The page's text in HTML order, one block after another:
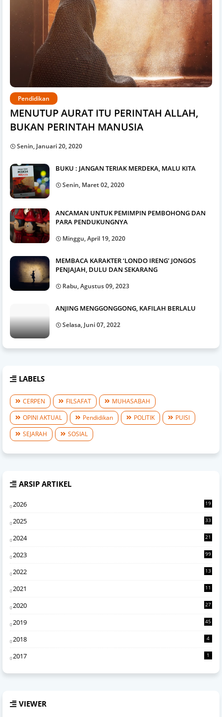
Pendidikan
MENUTUP AURAT ITU PERINTAH ALLAH,
BUKAN PERINTAH MANUSIA
Senin, Januari 20, 2020
BUKU : JANGAN TERIAK MERDEKA, MALU KITA
Senin, Maret 02, 2020
ANCAMAN UNTUK PEMIMPIN PEMBOHONG DAN
PARA PENDUKUNGNYA
Minggu, April 19, 2020
MEMBACA KARAKTER ‘LONDO IRENG’ JONGOS
PENJAJAH, DULU DAN SEKARANG
Rabu, Agustus 09, 2023
ANJING MENGGONGGONG, KAFILAH BERLALU
Selasa, Juni 07, 2022
LABELS
CERPEN FILSAFAT
MUHASABAH
OPINI AKTUAL
Pendidikan POLITIK
PUISI
SEJARAH
SOSIAL
ARSIP ARTIKEL
2026
19
2025
33
2024
21
2023 99
2022
13
2021
11
2020
27
2019 45
2018 4
2017 1
VIEWER